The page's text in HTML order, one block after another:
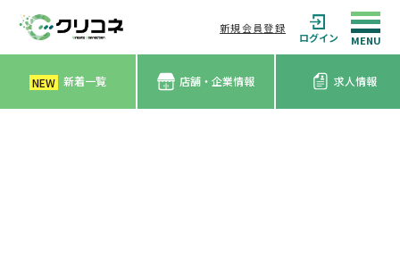
新規会員登録
ログイン
NEW 新着一覧 店舗・企業情報 求人情報